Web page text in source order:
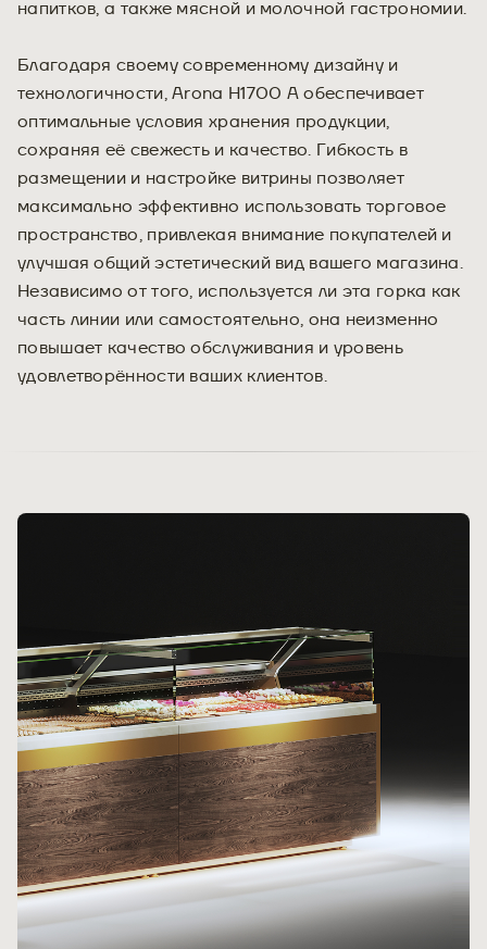
напитков, а также мясной и молочной гастрономии.
Благодаря своему современному дизайну и
технологичности, Arona H1700 А обеспечивает
оптимальные условия хранения продукции,
сохраняя её свежесть и качество. Гибкость в
размещении и настройке витрины позволяет
максимально эффективно использовать торговое
пространство, привлекая внимание покупателей и
улучшая общий эстетический вид вашего магазина.
Независимо от того, используется ли эта горка как
часть линии или самостоятельно, она неизменно
повышает качество обслуживания и уровень
удовлетворённости ваших клиентов.